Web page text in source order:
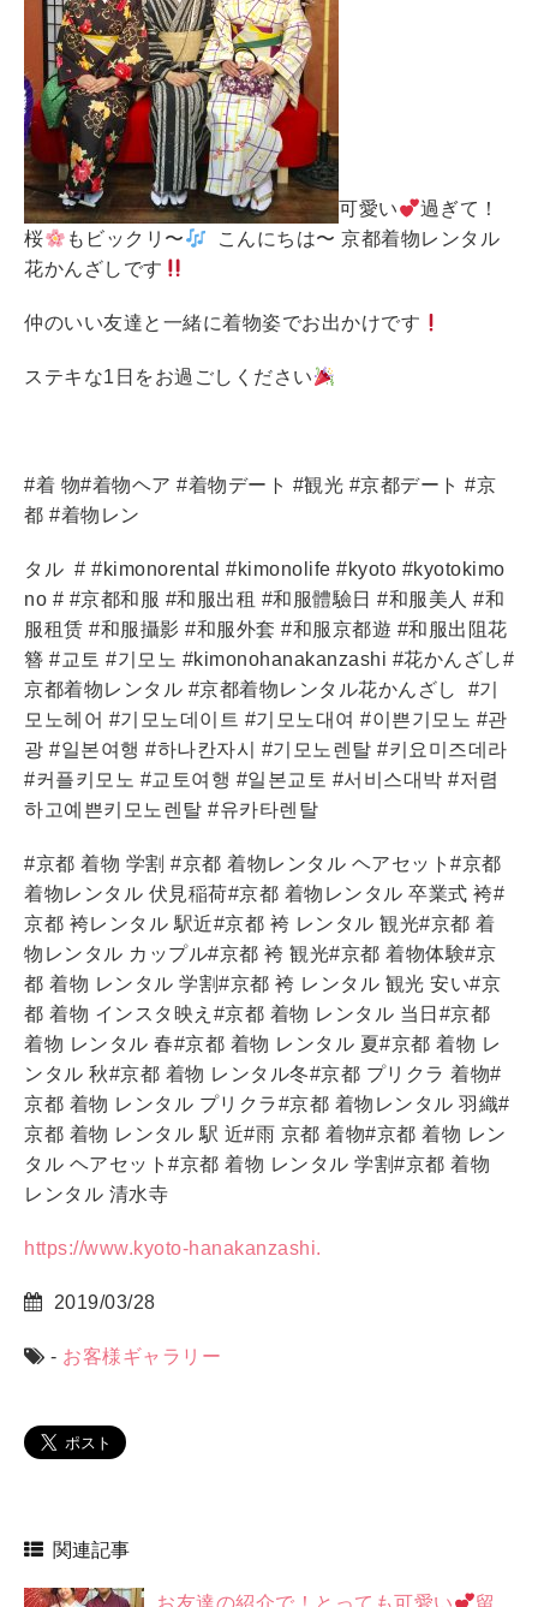
可愛い
過ぎて！
桜
もビックリ〜
こんにちは〜 京都着物レンタル
花かんざしです
仲のいい友達と一緒に着物姿でお出かけです
ステキな1日をお過ごしください
#着 物#着物ヘア #着物デート #観光 #京都デート #京
都 #着物レン
タル # #kimonorental #kimonolife #kyoto #kyotokimo
no # #京都和服 #和服出租 #和服體驗日 #和服美人 #和
服租赁 #和服攝影 #和服外套 #和服京都遊 #和服出阻花
簪 #교토 #기모노 #kimonohanakanzashi #花かんざし#
京都着物レンタル #京都着物レンタル花かんざし
#기
모노헤어 #기모노데이트 #기모노대여 #이쁜기모노 #관
광 #일본여행 #하나칸자시 #기모노렌탈 #키요미즈데라
#커플키모노 #교토여행 #일본교토 #서비스대박 #저렴
하고예쁜키모노렌탈 #유카타렌탈
#京都 着物 学割 #京都 着物レンタル ヘアセット#京都
着物レンタル 伏見稲荷#京都 着物レンタル 卒業式 袴#
京都 袴レンタル 駅近#京都 袴 レンタル 観光#京都 着
物レンタル カップル#京都 袴 観光#京都 着物体験#京
都 着物 レンタル 学割#京都 袴 レンタル 観光 安い#京
都 着物 インスタ映え#京都 着物 レンタル 当日#京都
着物 レンタル 春#京都 着物 レンタル 夏#京都 着物 レ
ンタル 秋#京都 着物 レンタル冬#京都 プリクラ 着物#
京都 着物 レンタル プリクラ#京都 着物レンタル 羽織#
京都 着物 レンタル 駅 近#雨 京都 着物#京都 着物 レン
タル ヘアセット#京都 着物 レンタル 学割#京都 着物
レンタル 清水寺
https://www.kyoto-hanakanzashi.
2019/03/28
- お客様ギャラリー
関連記事
お友達の紹介で！とっても可愛い 留